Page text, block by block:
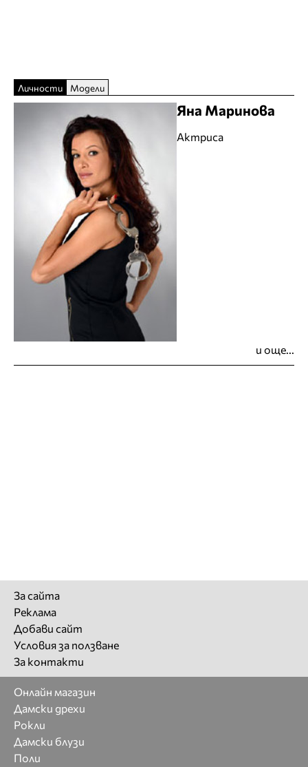
Личности Модели
Яна Маринова
Актриса
и още...
За сайта
Реклама
Добави сайт
Условия за ползване
За контакти
Онлайн магазин
Дамски дрехи
Рокли
Дамски блузи
Поли